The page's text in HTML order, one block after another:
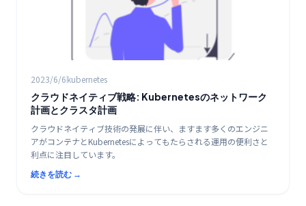
2023/6/6kubernetes
クラウドネイティブ戦略: Kubernetesのネットワーク
計画とクラスタ計画
クラウドネイティブ技術の発展に伴い、ますます多くのエンジニ
アがコンテナとKubernetesによってもたらされる運用の便利さと
利点に注目しています。
続きを読む →